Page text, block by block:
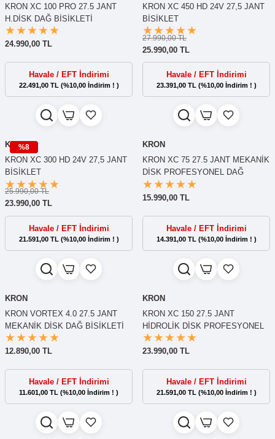
KRON XC 100 PRO 27.5 JANT
H.DİSK DAĞ BİSİKLETİ
24.990,00 TL
Havale / EFT İndirimi
22.491,00 TL (%10,00 İndirim ! )
KRON XC 450 HD 24V 27,5 JANT
BİSİKLET
27.990,00 TL
25.990,00 TL
Havale / EFT İndirimi
23.391,00 TL (%10,00 İndirim ! )
%8
KRON
KRON XC 300 HD 24V 27,5 JANT
BİSİKLET
25.990,00 TL
23.990,00 TL
Havale / EFT İndirimi
21.591,00 TL (%10,00 İndirim ! )
KRON
KRON XC 75 27.5 JANT MEKANİK
DİSK PROFESYONEL DAĞ
BİSİKLETİ - KELEBEK VİTES
15.990,00 TL
Havale / EFT İndirimi
14.391,00 TL (%10,00 İndirim ! )
KRON
KRON VORTEX 4.0 27.5 JANT
MEKANİK DİSK DAĞ BİSİKLETİ
12.890,00 TL
Havale / EFT İndirimi
11.601,00 TL (%10,00 İndirim ! )
KRON
KRON XC 150 27.5 JANT
HİDROLİK DİSK PROFESYONEL
DAĞ BİSİKLETİ
23.990,00 TL
Havale / EFT İndirimi
21.591,00 TL (%10,00 İndirim ! )